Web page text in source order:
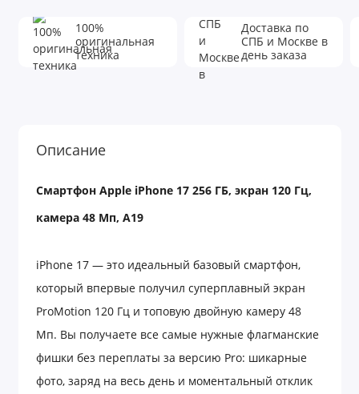
100%
оригинальная
техника
Доставка по
СПБ и Москве в
день заказа
Описание
Смартфон Apple iPhone 17 256 ГБ, экран 120 Гц,
камера 48 Мп, A19
iPhone 17 — это идеальный базовый смартфон,
который впервые получил суперплавный экран
ProMotion 120 Гц и топовую двойную камеру 48
Мп. Вы получаете все самые нужные флагманские
фишки без переплаты за версию Pro: шикарные
фото, заряд на весь день и моментальный отклик